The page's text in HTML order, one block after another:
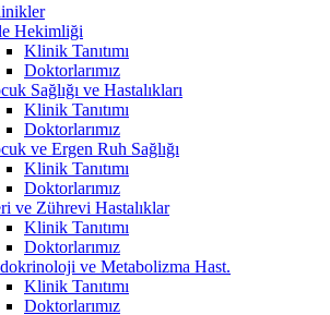
Hekimliği
Klinik Tanıtımı
Doktorlarımız
Sağlığı ve Hastalıkları
Klinik Tanıtımı
Doktorlarımız
ve Ergen Ruh Sağlığı
Klinik Tanıtımı
Doktorlarımız
ve Zührevi Hastalıklar
Klinik Tanıtımı
Doktorlarımız
ve Metabolizma Hast.
Klinik Tanıtımı
Doktorlarımız